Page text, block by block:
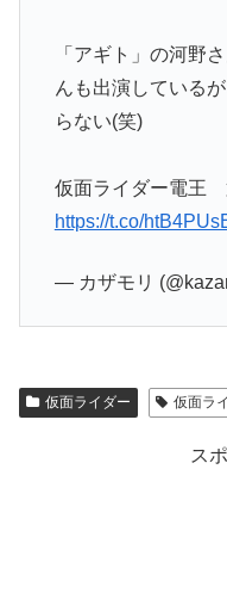
「アギト」の河野
んも出演している
らない(笑)
仮面ライダー電王
https://t.co/
— カザモリ
仮面ライダー 仮面ラ
ス